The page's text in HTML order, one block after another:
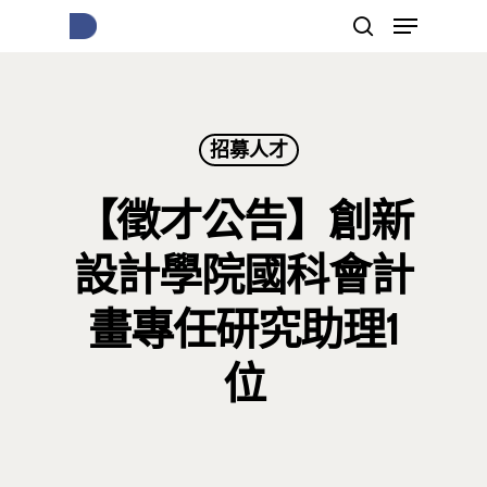
按下Enter開始搜尋，或Esc關閉跳窗
招募人才
【徵才公告】創新
設計學院國科會計
畫專任研究助理1
位